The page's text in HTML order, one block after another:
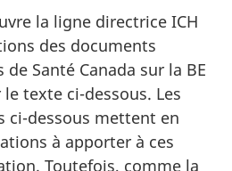
la ligne directrice ICH
des documents
Santé Canada sur la BE
texte ci-dessous. Les
ci-dessous mettent en
à apporter à ces
Toutefois, comme la